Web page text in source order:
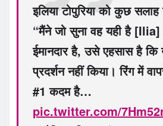
इलिया टोपुरिया को कुछ सलाह
“मैंने जो सुना वह यही है [Ilia]
ईमानदार है, उसे एहसास है
प्रदर्शन नहीं किया। रिंग में
#1 कदम है…
pic.twitter.com/